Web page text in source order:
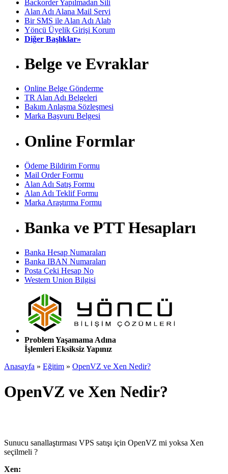
Backorder Yapılmadan Sili
Alan Adı Alana Mail Servi
Bir SMS ile Alan Adı Alab
Yöncü Üyelik Girişi Korum
Diğer Başlıklar»
Belge ve Evraklar
Online Belge Gönderme
TR Alan Adı Belgeleri
Bakım Anlaşma Sözleşmesi
Marka Başvuru Belgesi
Online Formlar
Ödeme Bildirim Formu
Mail Order Formu
Alan Adı Satış Formu
Alan Adı Teklif Formu
Marka Araştırma Formu
Banka ve PTT Hesapları
Banka Hesap Numaraları
Banka IBAN Numaraları
Posta Çeki Hesap No
Western Union Bilgisi
Problem Yaşamama Adına
İşlemleri Eksiksiz Yapınız
Anasayfa » Eğitim » OpenVZ ve Xen Nedir?
OpenVZ ve Xen Nedir?
Sunucu sanallaştırması VPS satışı için OpenVZ mi yoksa Xen
seçilmeli ?
Xen: